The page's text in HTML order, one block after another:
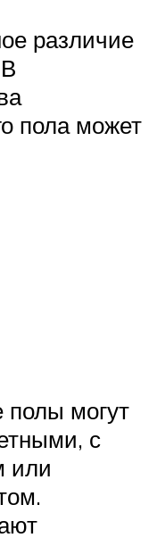
различие
пола может
полы могут
с
или